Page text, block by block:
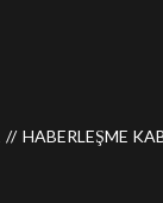
HABERLEŞME